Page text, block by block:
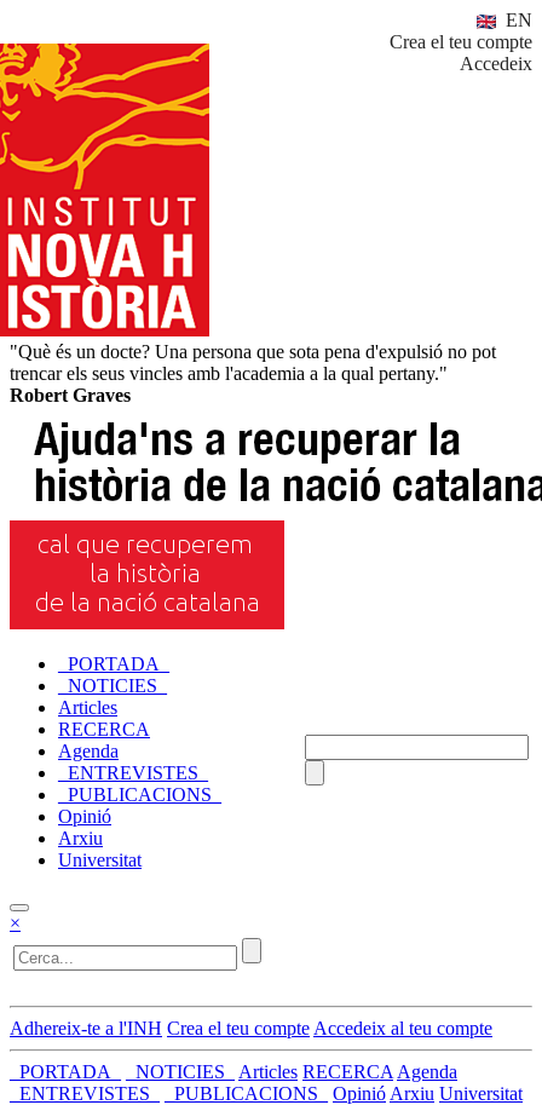
EN
Crea el teu compte
Accedeix
"Què és un docte? Una persona que sota pena d'expulsió no pot
trencar els seus vincles amb l'academia a la qual pertany."
Robert Graves
_PORTADA_
_NOTICIES_
Articles
RECERCA
Agenda
_ENTREVISTES_
_PUBLICACIONS_
Opinió
Arxiu
Universitat
×
Adhereix-te a l'INH Crea el teu compte Accedeix al teu compte
_PORTADA_ _NOTICIES_ Articles RECERCA Agenda
_ENTREVISTES_
_PUBLICACIONS_ Opinió Arxiu Universitat